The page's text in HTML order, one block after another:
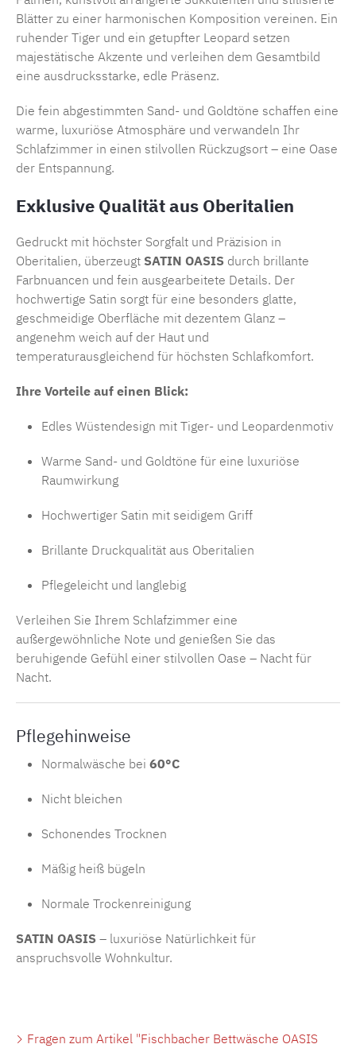
Blätter zu einer harmonischen Komposition vereinen. Ein
ruhender Tiger und ein getupfter Leopard setzen
majestätische Akzente und verleihen dem Gesamtbild
eine ausdrucksstarke, edle Präsenz.
Die fein abgestimmten Sand- und Goldtöne schaffen eine
warme, luxuriöse Atmosphäre und verwandeln Ihr
Schlafzimmer in einen stilvollen Rückzugsort – eine Oase
der Entspannung.
Exklusive Qualität aus Oberitalien
Gedruckt mit höchster Sorgfalt und Präzision in
Oberitalien, überzeugt SATIN OASIS durch brillante
Farbnuancen und fein ausgearbeitete Details. Der
hochwertige Satin sorgt für eine besonders glatte,
geschmeidige Oberfläche mit dezentem Glanz –
angenehm weich auf der Haut und
temperaturausgleichend für höchsten Schlafkomfort.
Ihre Vorteile auf einen Blick:
Edles Wüstendesign mit Tiger- und Leopardenmotiv
Warme Sand- und Goldtöne für eine luxuriöse
Raumwirkung
Hochwertiger Satin mit seidigem Griff
Brillante Druckqualität aus Oberitalien
Pflegeleicht und langlebig
Verleihen Sie Ihrem Schlafzimmer eine
außergewöhnliche Note und genießen Sie das
beruhigende Gefühl einer stilvollen Oase – Nacht für
Nacht.
Pflegehinweise
Normalwäsche bei 60°C
Nicht bleichen
Schonendes Trocknen
Mäßig heiß bügeln
Normale Trockenreinigung
SATIN OASIS – luxuriöse Natürlichkeit für
anspruchsvolle Wohnkultur.
Fragen zum Artikel "Fischbacher Bettwäsche OASIS